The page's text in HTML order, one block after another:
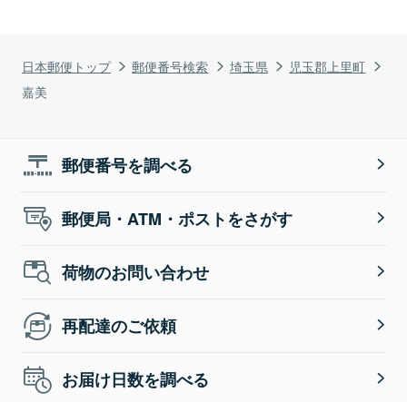
日本郵便トップ 郵便番号検索 埼玉県
児玉郡上里町
嘉美
郵便番号を調べる
郵便局・ATM・ポストをさがす
荷物のお問い合わせ
再配達のご依頼
お届け日数を調べる